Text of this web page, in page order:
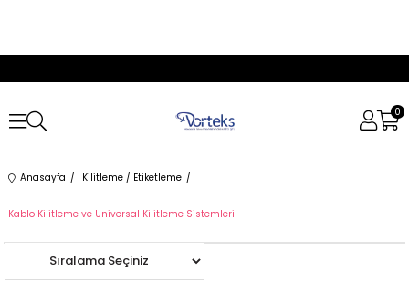
0
Anasayfa Kilitleme / Etiketleme
Kablo Kilitleme ve Universal Kilitleme Sistemleri